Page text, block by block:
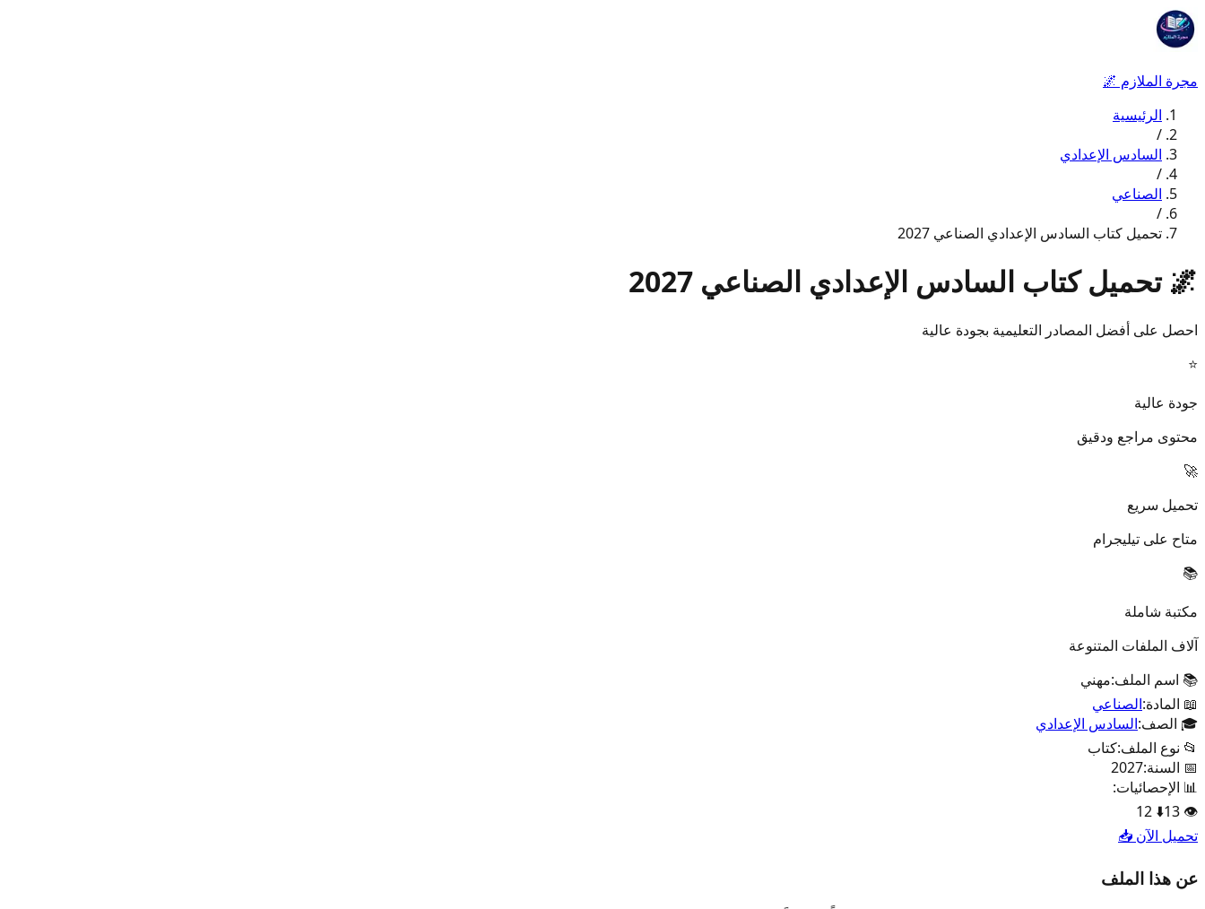
مجرة الملازم 🌌
الرئيسية
/
السادس الإعدادي
/
الصناعي
/
تحميل كتاب السادس الإعدادي الصناعي 2027
🌌 تحميل كتاب السادس الإعدادي الصناعي 2027
احصل على أفضل المصادر التعليمية بجودة عالية
⭐
جودة عالية
محتوى مراجع ودقيق
🚀
تحميل سريع
متاح على تيليجرام
📚
مكتبة شاملة
آلاف الملفات المتنوعة
📚 اسم الملف:مهني
📖 المادة:الصناعي
🎓 الصف:السادس الإعدادي
📂 نوع الملف:كتاب
📅 السنة:2027
📊 الإحصائيات:
👁️
13
⬇️
12
تحميل الآن 📥
عن هذا الملف